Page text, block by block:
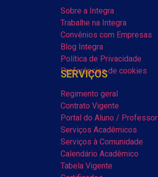
Sobre a Integra
Trabalhe na Integra
Convênios com Empresas
Blog Integra
Política de Privacidade
Preferências de cookies
SERVIÇOS
Regimento geral
Contrato Vigente
Portal do Aluno / Professor
Serviços Acadêmicos
Serviços à Comunidade
Calendário Acadêmico
Tabela Vigente